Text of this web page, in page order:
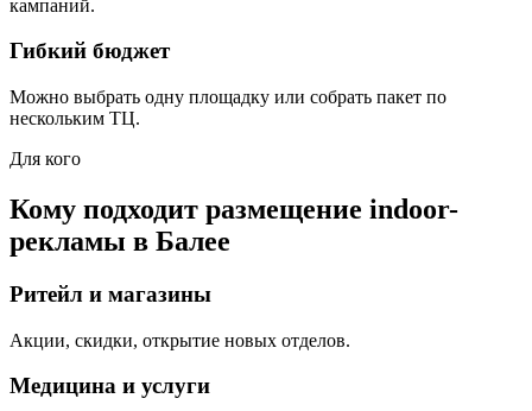
кампаний.
Гибкий бюджет
Можно выбрать одну площадку или собрать пакет по
нескольким ТЦ.
Для кого
Кому подходит размещение indoor-
рекламы в Балее
Ритейл и магазины
Акции, скидки, открытие новых отделов.
Медицина и услуги